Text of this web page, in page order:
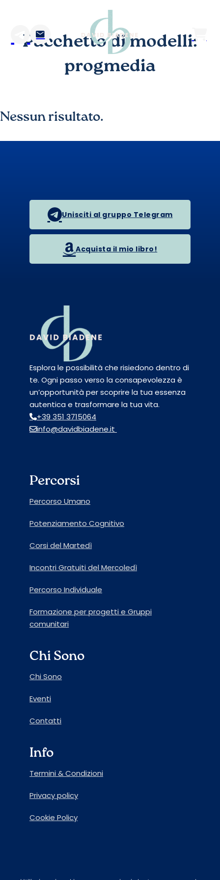
Pacchetto di modelli:
progmedia
Nessun risultato.
Unisciti al gruppo Telegram
Acquista il mio libro!
Esplora le possibilità che risiedono dentro di
te. Ogni passo verso la consapevolezza è
un’opportunità per scoprire la tua essenza
autentica e trasformare la tua vita.
+39 351 3715064
info@davidbiadene.it
Percorsi
Percorso Umano
Potenziamento Cognitivo
Corsi del Martedì
Incontri Gratuiti del Mercoledì
Percorso Individuale
Formazione per progetti e Gruppi
comunitari
Chi Sono
Chi Sono
Eventi
Contatti
Info
Termini & Condizioni
Privacy policy
Cookie Policy